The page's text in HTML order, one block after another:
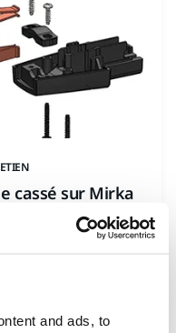
and ads, to
cassé sur Mirka